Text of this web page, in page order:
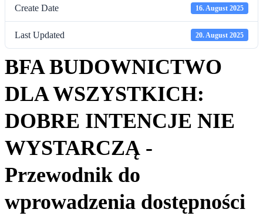
Create Date 16. August 2025
Last Updated 20. August 2025
BFA BUDOWNICTWO
DLA WSZYSTKICH:
DOBRE INTENCJE NIE
WYSTARCZĄ -
Przewodnik do
wprowadzenia dostępności